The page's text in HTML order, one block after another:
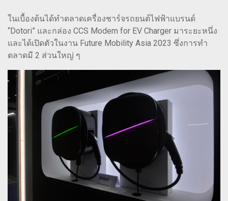
ในเบื้องต้นได้ทำตลาดเครื่องชาร์จรถยนต์ไฟฟ้าแบรนด์
“Dotori” และกล่อง CCS Modem for EV Charger มาระยะหนึ่ง
และได้เปิดตัวในงาน Future Mobility Asia 2023 ซึ่งการทำ
ตลาดมี 2 ส่วนใหญ่ ๆ